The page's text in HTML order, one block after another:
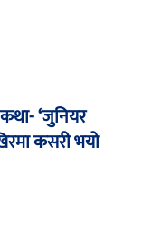
‘जुनियर
कसरी भयो